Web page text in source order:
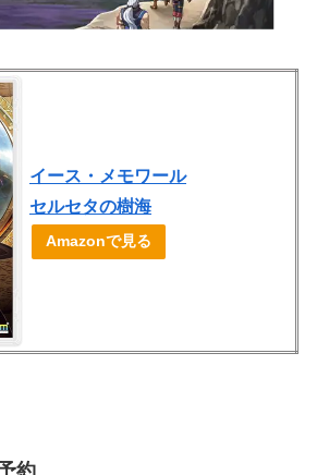
イース・メモワール
セルセタの樹海
Amazonで見る